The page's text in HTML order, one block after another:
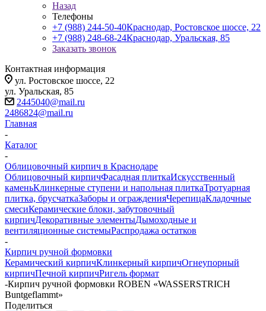
Назад
Телефоны
+7 (988) 244-50-40Краснодар, Ростовское шоссе, 22
+7 (988) 248-68-24Краснодар, Уральская, 85
Заказать звонок
Контактная информация
ул. Ростовское шоссе, 22
ул. Уральская, 85
2445040@mail.ru
2486824@mail.ru
Главная
-
Каталог
-
Облицовочный кирпич в Краснодаре
Облицовочный кирпичФасадная плиткаИскусственный
каменьКлинкерные ступени и напольная плиткаТротуарная
плитка, брусчаткаЗаборы и огражденияЧерепицаКладочные
смесиКерамические блоки, забутовочный
кирпичДекоративные элементыДымоходные и
вентиляционные системыРаспродажа остатков
-
Кирпич ручной формовки
Керамический кирпичКлинкерный кирпичОгнеупорный
кирпичПечной кирпичРигель формат
-Кирпич ручной формовки ROBEN «WASSERSTRICH
Buntgeflammt»
Поделиться